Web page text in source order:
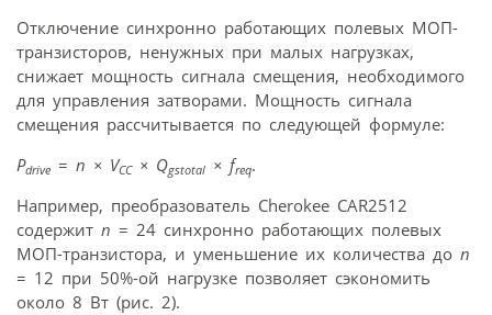
Отключение синхронно работающих полевых МОП-
транзисторов, ненужных при малых нагрузках,
снижает мощность сигнала смещения, необходимого
для управления затворами. Мощность сигнала
смещения рассчитывается по следующей формуле:
Pdrive = n × VCC × Qgstotal × freq.
Например, преобразователь Cherokee CAR2512
содержит n = 24 синхронно работающих полевых
МОП-транзистора, и уменьшение их количества до n
= 12 при 50%-ой нагрузке позволяет сэкономить
около 8 Вт (рис. 2).